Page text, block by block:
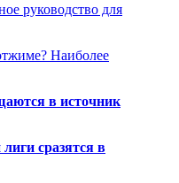
руководство для
Наиболее
в источник
сразятся в